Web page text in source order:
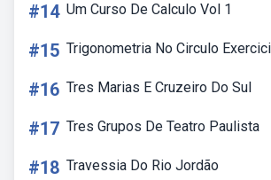
#14 Um Curso De Calculo Vol 1
#15 Trigonometria No Circulo
#16 Tres Marias E Cruzeiro Do Sul
#17 Tres Grupos De Teatro Paulista
#18 Travessia Do Rio Jordão